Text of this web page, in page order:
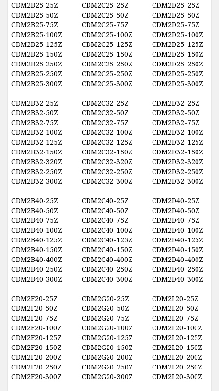
CDM2B25-25Z CDM2C25-25Z
CDM2D25-25Z
CDM2B25-50Z
CDM2C25-50Z
CDM2D25-50Z
CDM2B25-75Z
CDM2C25-75Z
CDM2D25-75Z
CDM2B25-100Z
CDM2C25-100Z
CDM2D25-100Z
CDM2B25-125Z
CDM2C25-125Z
CDM2D25-125Z
CDM2B25-150Z
CDM2C25-150Z
CDM2D25-150Z
CDM2B25-250Z
CDM2C25-250Z
CDM2D25-250Z
CDM2B25-250Z
CDM2C25-250Z
CDM2D25-250Z
CDM2B25-300Z
CDM2C25-300Z CDM2D25-300Z
CDM2B32-25Z CDM2C32-25Z
CDM2D32-25Z
CDM2B32-50Z
CDM2C32-50Z
CDM2D32-50Z
CDM2B32-75Z
CDM2C32-75Z
CDM2D32-75Z
CDM2B32-100Z
CDM2C32-100Z
CDM2D32-100Z
CDM2B32-125Z
CDM2C32-125Z
CDM2D32-125Z
CDM2B32-150Z
CDM2C32-150Z
CDM2D32-150Z
CDM2B32-320Z
CDM2C32-320Z
CDM2D32-320Z
CDM2B32-250Z
CDM2C32-250Z
CDM2D32-250Z
CDM2B32-300Z
CDM2C32-300Z CDM2D32-300Z
CDM2B40-25Z CDM2C40-25Z
CDM2D40-25Z
CDM2B40-50Z
CDM2C40-50Z
CDM2D40-50Z
CDM2B40-75Z
CDM2C40-75Z
CDM2D40-75Z
CDM2B40-100Z
CDM2C40-100Z
CDM2D40-100Z
CDM2B40-125Z
CDM2C40-125Z
CDM2D40-125Z
CDM2B40-150Z
CDM2C40-150Z
CDM2D40-150Z
CDM2B40-400Z
CDM2C40-400Z
CDM2D40-400Z
CDM2B40-250Z
CDM2C40-250Z
CDM2D40-250Z
CDM2B40-300Z
CDM2C40-300Z CDM2D40-300Z
CDM2F20-25Z CDM2G20-25Z
CDM2L20-25Z
CDM2F20-50Z
CDM2G20-50Z
CDM2L20-50Z
CDM2F20-75Z
CDM2G20-75Z
CDM2L20-75Z
CDM2F20-100Z
CDM2G20-100Z
CDM2L20-100Z
CDM2F20-125Z
CDM2G20-125Z
CDM2L20-125Z
CDM2F20-150Z
CDM2G20-150Z
CDM2L20-150Z
CDM2F20-200Z
CDM2G20-200Z
CDM2L20-200Z
CDM2F20-250Z
CDM2G20-250Z
CDM2L20-250Z
CDM2F20-300Z
CDM2G20-300Z CDM2L20-300Z